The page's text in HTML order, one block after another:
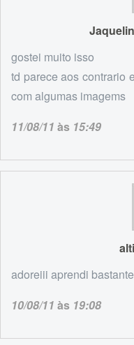
gostei muito isso
td parece aos contrario
com algumas imagems
11/08/11 às 15:49
adoreiii aprendi
10/08/11 às 19:08